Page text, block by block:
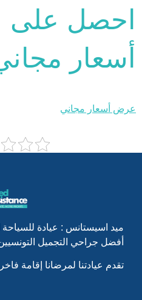
احصل
أسعار
عرض أسعار مجاني
ميد اسيستانس : عيادة
أفضل جراحي التجميل
تقدم عيادتنا لمرضانا إقامة